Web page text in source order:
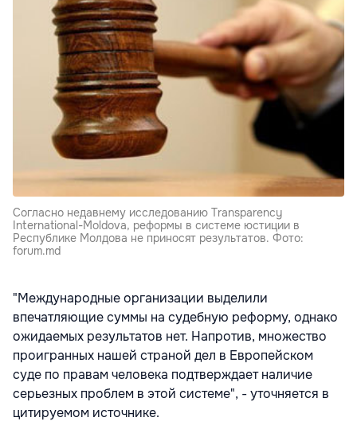
Согласно недавнему исследованию Transparency
International-Moldova, реформы в системе юстиции в
Республике Молдова не приносят результатов. Фото:
forum.md
"Международные организации выделили
впечатляющие суммы на судебную реформу, однако
ожидаемых результатов нет. Напротив, множество
проигранных нашей страной дел в Европейском
суде по правам человека подтверждает наличие
серьезных проблем в этой системе", - уточняется в
цитируемом источнике.